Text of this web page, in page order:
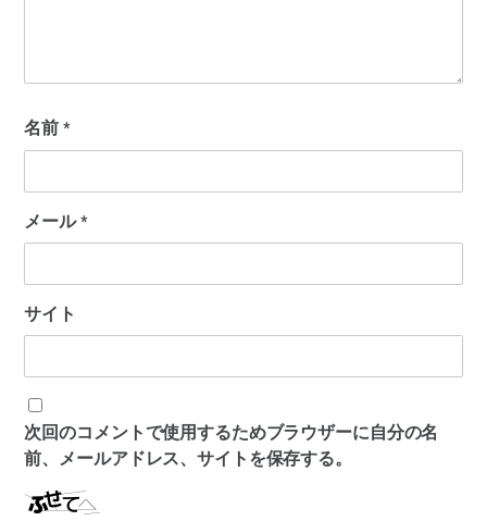
名前*
メール*
サイト
次回のコメントで使用するためブラウザーに自分の名
前、メールアドレス、サイトを保存する。